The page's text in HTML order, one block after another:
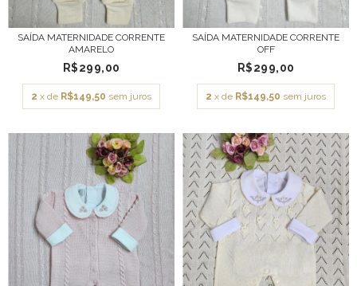
SAÍDA MATERNIDADE CORRENTE
AMARELO
R$299,00
2 x de R$149,50 sem juros
SAÍDA MATERNIDADE CORRENTE
OFF
R$299,00
2 x de R$149,50 sem juros